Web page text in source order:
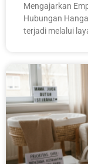
Mengajarkan
Hubungan
terjadi melalui